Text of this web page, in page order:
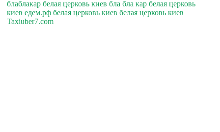
блаблакар белая церковь киев бла бла кар белая церковь
киев едем.рф белая церковь киев белая церковь киев
Taxiuber7.com